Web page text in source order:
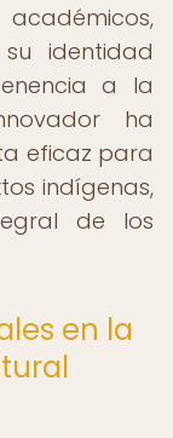
identidad
a la
ha
eficaz para
indígenas,
de los
en la